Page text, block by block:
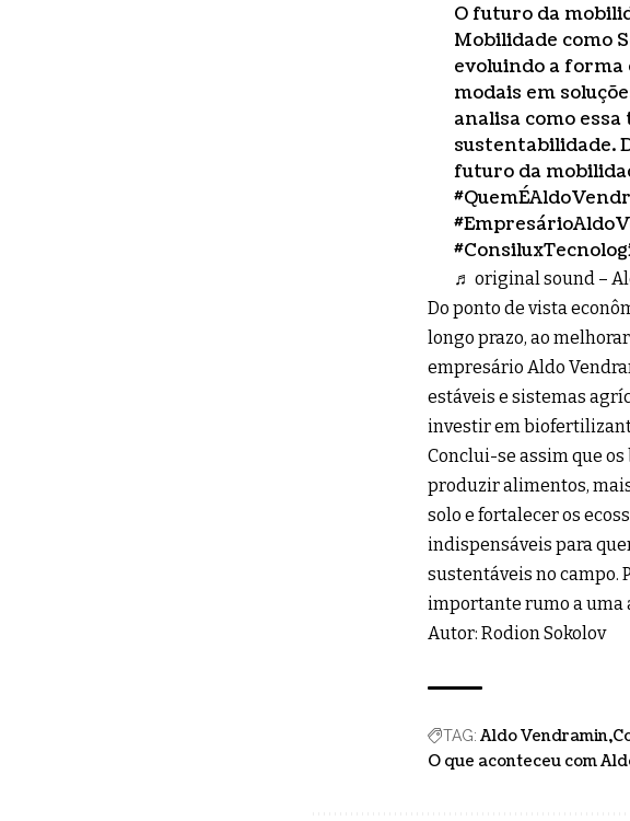
O futuro da
Mobilidade como
evoluindo a
modais em
analisa como
sustentabilidade.
futuro da
♬ original sound –
Do ponto de vista
longo prazo, ao
empresário Aldo
estáveis e sistemas
investir em
Conclui-se assim que
produzir alimentos,
solo e fortalecer os
indispensáveis para
sustentáveis no campo.
importante rumo a
Autor: Rodion Sokolov
TAG: Aldo Vendramin
O que aconteceu com